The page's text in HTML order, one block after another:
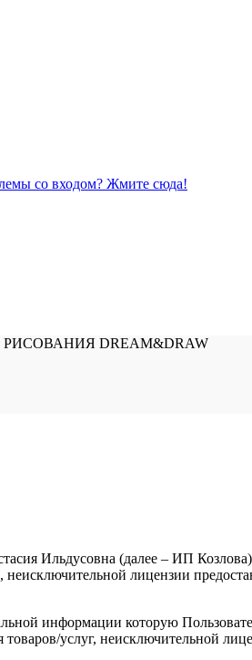
со входом? Жмите сюда!
DREAM&DRAW
Ильдусовна (далее – ИП
лицензии
информации которую
услуг, неисключительной